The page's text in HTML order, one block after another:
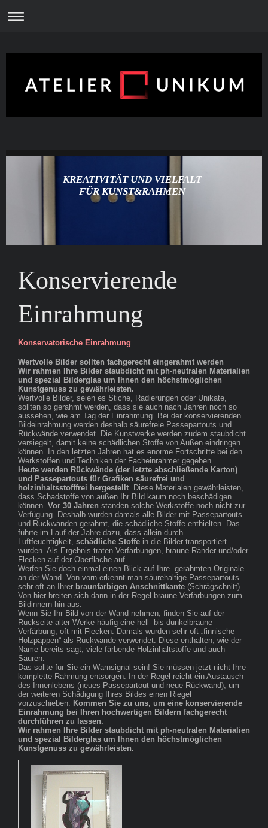
KREATIVITÄT UND VIELFALT
FÜR KUNST&RAHMEN
Konservierende
Einrahmung
Konservatorische Einrahmung
Wertvolle Bilder sollten fachgerecht eingerahmt werden
Wir rahmen Ihre Bilder staubdicht mit ph-neutralen Materialien
und spezial Bilderglas um Ihnen den höchstmöglichen
Kunstgenuss zu gewährleisten.
Wertvolle Bilder, seien es Stiche, Radierungen oder Unikate,
sollten so gerahmt werden, dass sie auch nach Jahren noch so
aussehen, wie am Tag der Einrahmung. Bei der konservierenden
Bildeinrahmung werden deshalb säurefreie Passepartouts und
Rückwände verwendet. Die Kunstwerke werden zudem staubdicht
versiegelt, damit keine schädlichen Stoffe von Außen eindringen
können. In den letzten Jahren hat es enorme Fortschritte bei den
Werkstoffen und Techniken der Facheinrahmer gegeben.
Heute werden Rückwände (der letzte abschließende Karton)
und Passepartouts für Grafiken säurefrei und
holzinhaltsstofffrei hergestellt . Diese Materialen gewährleisten,
dass Schadstoffe von außen Ihr Bild kaum noch beschädigen
können. Vor 30 Jahren standen solche Werkstoffe noch nicht zur
Verfügung. Deshalb wurden damals alle Bilder mit Passepartouts
und Rückwänden gerahmt, die schädliche Stoffe enthielten. Das
führte im Lauf der Jahre dazu, dass allein durch
Luftfeuchtigkeit, schädliche Stoffe in die Bilder transportiert
wurden. Als Ergebnis traten Verfärbungen, braune Ränder und/oder
Flecken auf der Oberfläche auf.
Werfen Sie doch einmal einen Blick auf Ihre gerahmten Originale
an der Wand. Von vorn erkennt man säurehaltige Passepartouts
sehr oft an Ihrer braunfarbigen Anschnittkante (Schrägschnitt).
Von hier breiten sich dann in der Regel braune Verfärbungen zum
Bildinnern hin aus.
Wenn Sie Ihr Bild von der Wand nehmen, finden Sie auf der
Rückseite alter Werke häufig eine hell- bis dunkelbraune
Verfärbung, oft mit Flecken. Damals wurden sehr oft „finnische
Holzpappen“ als Rückwände verwendet. Diese enthalten, wie der
Name bereits sagt, viele färbende Holzinhaltstoffe und auch
Säuren.
Das sollte für Sie ein Warnsignal sein! Sie müssen jetzt nicht Ihre
komplette Rahmung entsorgen. In der Regel reicht ein Austausch
des Innenlebens (neues Passepartout und neue Rückwand), um
der weiteren Schädigung Ihres Bildes einen Riegel
vorzuschieben.
Kommen Sie zu uns, um eine konservierende
Einrahmung bei Ihren hochwertigen Bildern fachgerecht
durchführen zu lassen.
Wir rahmen Ihre Bilder staubdicht mit ph-neutralen Materialien
und spezial Bilderglas um Ihnen den höchstmöglichen
Kunstgenuss zu gewährleisten.